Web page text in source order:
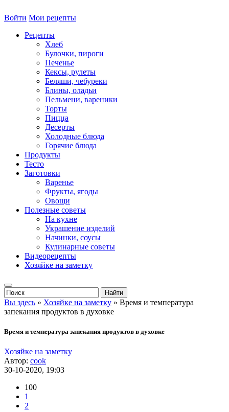
Войти Мои рецепты
Рецепты
Хлеб
Булочки, пироги
Печенье
Кексы, рулеты
Беляши, чебуреки
Блины, оладьи
Пельмени, вареники
Торты
Пицца
Десерты
Холодные блюда
Горячие блюда
Продукты
Тесто
Заготовки
Варенье
Фрукты, ягоды
Овощи
Полезные советы
На кухне
Украшение изделий
Начинки, соусы
Кулинарные советы
Видеорецепты
Хозяйке на заметку
Вы здесь » Хозяйке на заметку » Время и температура
запекания продуктов в духовке
Время и температура запекания продуктов в духовке
Хозяйке на заметку
Автор: cook
30-10-2020, 19:03
100
1
2